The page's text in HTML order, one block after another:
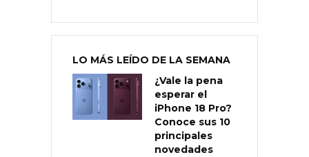
LO MÁS LEÍDO DE LA SEMANA
¿Vale la pena
esperar el
iPhone 18 Pro?
Conoce sus 10
principales
novedades